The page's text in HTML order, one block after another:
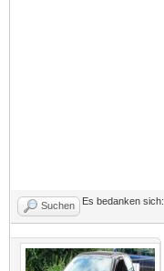
Suchen Es bedanken sich: